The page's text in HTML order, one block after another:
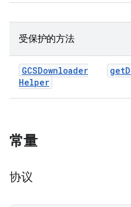
受保护的方法
GCSDownloader
Helper
get
常量
协议